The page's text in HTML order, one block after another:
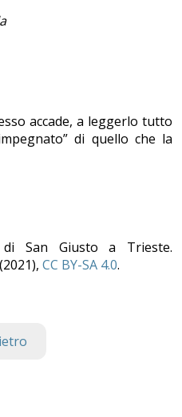
accade, a leggerlo tutto
di quello che la
di San Giusto a Trieste.
(2021), CC BY-SA 4.0.